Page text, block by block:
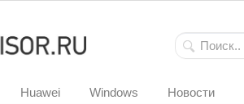
Huawei Windows Новости